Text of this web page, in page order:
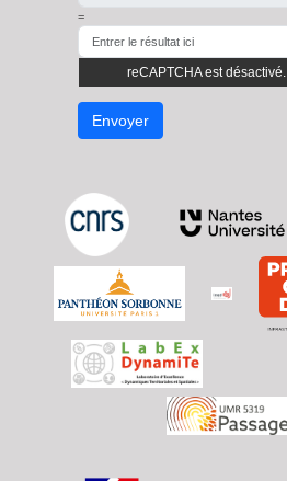
=
reCAPTCHA est désactivé.
Envoyer